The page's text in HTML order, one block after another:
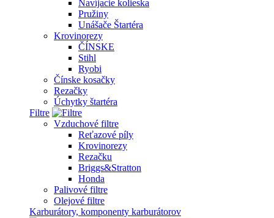
Navíjacie kolieska
Pružiny
Unášače Štartéra
Krovinorezy
ČÍNSKE
Stihl
Ryobi
Čínske kosačky
Rezačky
Úchytky štartéra
Filtre
Vzduchové filtre
Reťazové píly
Krovinorezy
Rezačku
Briggs&Stratton
Honda
Palivové filtre
Olejové filtre
Karburátory, komponenty karburátorov